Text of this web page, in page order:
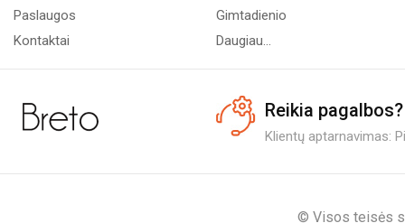
Paslaugos
Kontaktai
Gimtadienio
Daugiau...
Reikia pagalbos?
Klientų aptarnavimas:
© Visos teisės